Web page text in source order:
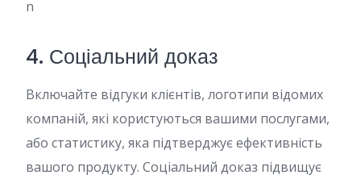
n
4. Соціальний доказ
Включайте відгуки клієнтів, логотипи відомих
компаній, які користуються вашими послугами,
або статистику, яка підтверджує ефективність
вашого продукту. Соціальний доказ підвищує